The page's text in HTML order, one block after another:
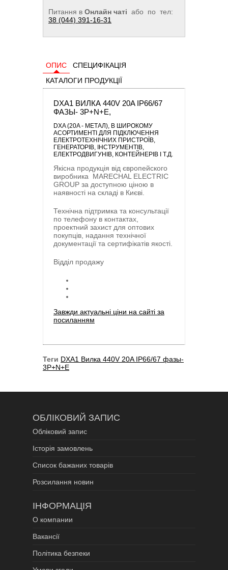
Питання в Онлайн чаті або по тел:
38 (044) 391-16-31
ОПИС
СПЕЦИФІКАЦІЯ
КАТАЛОГИ ПРОДУКЦІЇ
DXA1 ВИЛКА 440V 20A IP66/67
ФАЗЫ- 3P+N+E,
DXA (20A - МЕТАЛ), В ШИРОКОМУ
АСОРТИМЕНТІ ДЛЯ ПІДКЛЮЧЕННЯ
ЕЛЕКТРОТЕХНІЧНИХ ПРИСТРОЇВ,
ГЕНЕРАТОРІВ, ІНСТРУМЕНТІВ,
ЕЛЕКТРОДВИГУНІВ, КОНТЕЙНЕРІВ І Т.Д.
Якісна продукція від європейского
виробника MARECHAL ELECTRIC
GROUP за доступною ціною в
наявності на складі в Києві.
Технічна підтримка та консультації
по телефону в контактах,
проектний захист для оптових
покупців, надання технічної
документації та сертифікатів якості.
Відділ продажу
Завжди актуальні ціни на сайті за
посиланням
Теги DXA1 Вилка 440V 20A IP66/67 фазы-
3P+N+E
ОБЛІКОВИЙ ЗАПИС
Обліковий запис
Історія замовлень
Список бажаних товарів
Розсилання новин
ІНФОРМАЦІЯ
О компании
Вакансії
Політика безпеки